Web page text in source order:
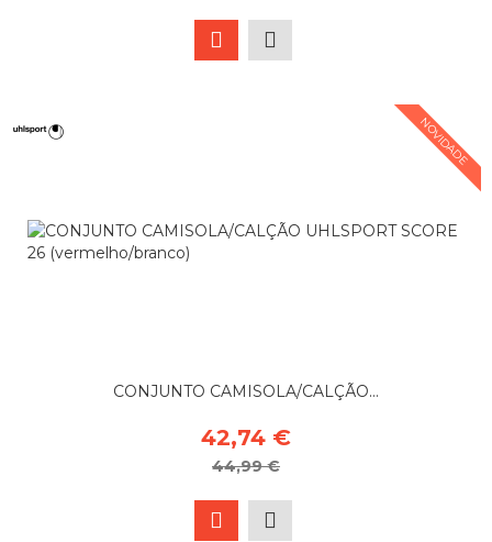
NOVIDADE
CONJUNTO CAMISOLA/CALÇÃO...
42,74 €
44,99 €